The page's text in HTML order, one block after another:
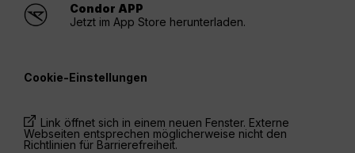
Condor APP
Jetzt im App Store herunterladen.
Cookie-Einstellungen
Link öffnet sich in einem neuen Fenster. Externe
Webseiten entsprechen möglicherweise nicht den
Richtlinien für Barrierefreiheit.